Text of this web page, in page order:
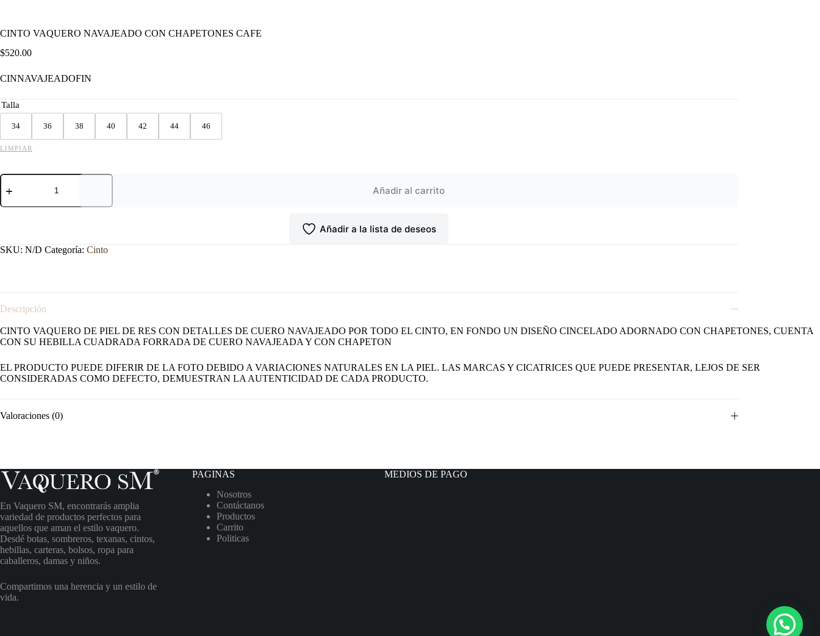
CINTO VAQUERO NAVAJEADO CON CHAPETONES CAFE
$520.00
CINNAVAJEADOFIN
Talla
34 36 38 40 42 44 46
LIMPIAR
CINTO
VAQUERO
CON
Añadir al carrito
Añadir a la lista de deseos
SKU: N/D Categoría: Cinto
Descripción
CINTO VAQUERO DE PIEL DE RES CON DETALLES DE CUERO NAVAJEADO POR TODO EL CINTO, EN FONDO UN DISEÑO CINCELADO ADORNADO CON CHAPETONES, CUENTA
CON SU HEBILLA CUADRADA FORRADA DE CUERO NAVAJEADA Y CON CHAPETON
EL PRODUCTO PUEDE DIFERIR DE LA FOTO DEBIDO A VARIACIONES NATURALES EN LA PIEL. LAS MARCAS Y CICATRICES QUE PUEDE PRESENTAR, LEJOS DE SER
CONSIDERADAS COMO DEFECTO, DEMUESTRAN LA AUTENTICIDAD DE CADA PRODUCTO.
Valoraciones (0)
En Vaquero SM, encontrarás amplia
variedad de productos perfectos para
aquellos que aman el estilo vaquero.
Desdé botas, sombreros, texanas, cintos,
hebillas, carteras, bolsos, ropa para
caballeros, damas y niños.
Compartimos una herencia y un estilo de
vida.
PAGINAS
Nosotros
Contáctanos
Productos
Carrito
Politicas
MEDIOS DE PAGO